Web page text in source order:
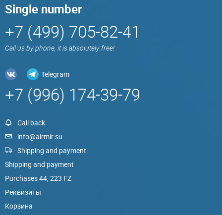
Single number
+7 (499) 705-82-41
Call us by phone, it is absolutely free!
Telegram
+7 (996) 174-39-79
Call back
info@airmir.su
Shipping and payment
Shipping and payment
Purchases 44, 223 FZ
Реквизиты
Корзина